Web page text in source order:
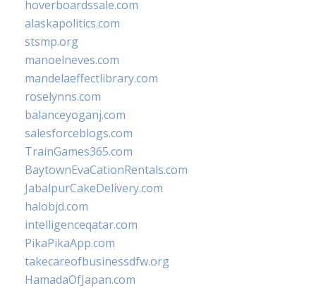
hoverboardssale.com
alaskapolitics.com
stsmp.org
manoelneves.com
mandelaeffectlibrary.com
roselynns.com
balanceyoganj.com
salesforceblogs.com
TrainGames365.com
BaytownEvaCationRentals.com
JabalpurCakeDelivery.com
halobjd.com
intelligenceqatar.com
PikaPikaApp.com
takecareofbusinessdfw.org
HamadaOfJapan.com